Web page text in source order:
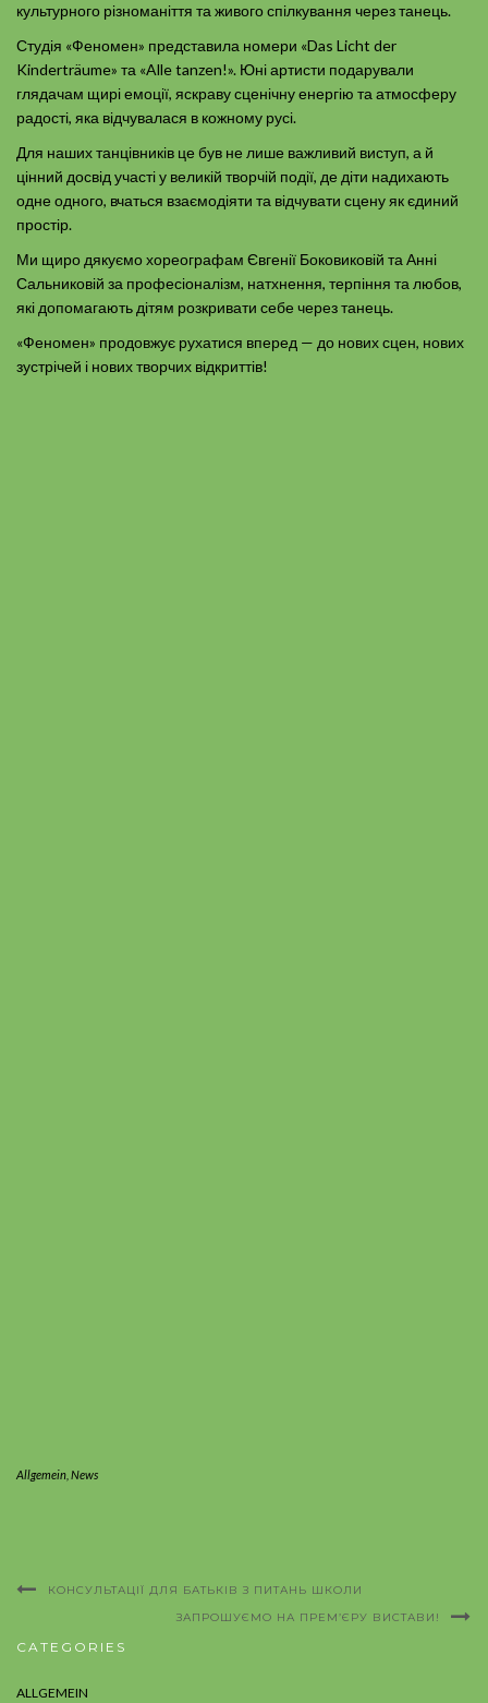
культурного різноманіття та живого спілкування через танець.
Студія «Феномен» представила номери «Das Licht der
Kinderträume» та «Alle tanzen!». Юні артисти подарували
глядачам щирі емоції, яскраву сценічну енергію та атмосферу
радості, яка відчувалася в кожному русі.
Для наших танцівників це був не лише важливий виступ, а й
цінний досвід участі у великій творчій події, де діти надихають
одне одного, вчаться взаємодіяти та відчувати сцену як єдиний
простір.
Ми щиро дякуємо хореографам Євгенії Боковиковій та Анні
Сальниковій за професіоналізм, натхнення, терпіння та любов,
які допомагають дітям розкривати себе через танець.
«Феномен» продовжує рухатися вперед — до нових сцен, нових
зустрічей і нових творчих відкриттів!
Allgemein News
КОНСУЛЬТАЦІЇ ДЛЯ БАТЬКІВ З ПИТАНЬ ШКОЛИ
ЗАПРОШУЄМО НА ПРЕМ’ЄРУ ВИСТАВИ!
CATEGORIES
ALLGEMEIN